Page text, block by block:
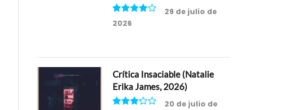
8
29 de julio de
2026
Crítica Insaciable (Natalie
Erika James, 2026)
20 de julio de